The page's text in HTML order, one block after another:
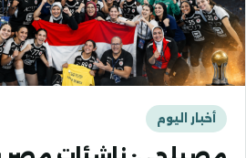
أخبار اليوم